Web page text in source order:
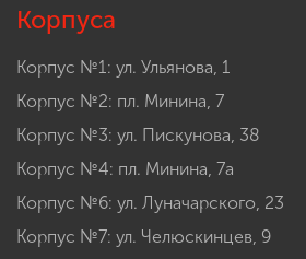
Корпуса
Корпус №1: ул. Ульянова, 1
Корпус №2: пл. Минина, 7
Корпус №3: ул. Пискунова, 38
Корпус №4: пл. Минина, 7а
Корпус №6: ул. Луначарского, 23
Корпус №7: ул. Челюскинцев, 9